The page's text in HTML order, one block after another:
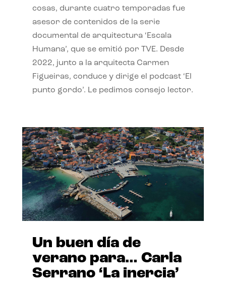
cosas, durante cuatro temporadas fue
asesor de contenidos de la serie
documental de arquitectura ‘Escala
Humana’, que se emitió por TVE. Desde
2022, junto a la arquitecta Carmen
Figueiras, conduce y dirige el podcast ‘El
punto gordo’. Le pedimos consejo lector.
Un buen día de
verano para… Carla
Serrano ‘La inercia’